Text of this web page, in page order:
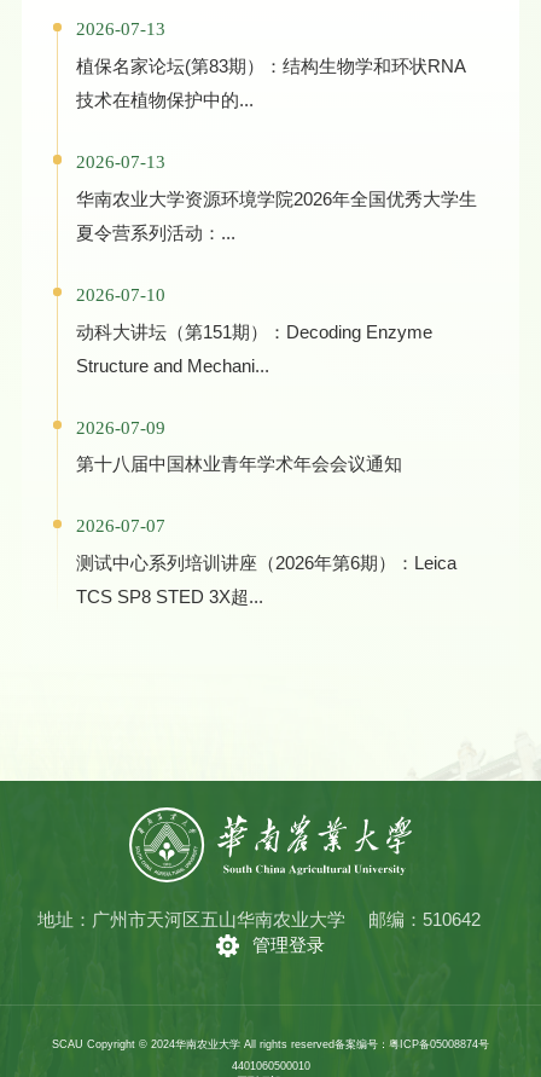
2026-07-13
植保名家论坛(第83期）：结构生物学和环状RNA
技术在植物保护中的...
2026-07-13
华南农业大学资源环境学院2026年全国优秀大学生
夏令营系列活动：...
2026-07-10
动科大讲坛（第151期）：Decoding Enzyme
Structure and Mechani...
2026-07-09
第十八届中国林业青年学术年会会议通知
2026-07-07
测试中心系列培训讲座（2026年第6期）：Leica
TCS SP8 STED 3X超...
地址：广州市天河区五山华南农业大学
邮编：510642
管理登录
SCAU Copyright © 2024华南农业大学 All rights reserved备案编号：粤ICP备05008874号
4401060500010